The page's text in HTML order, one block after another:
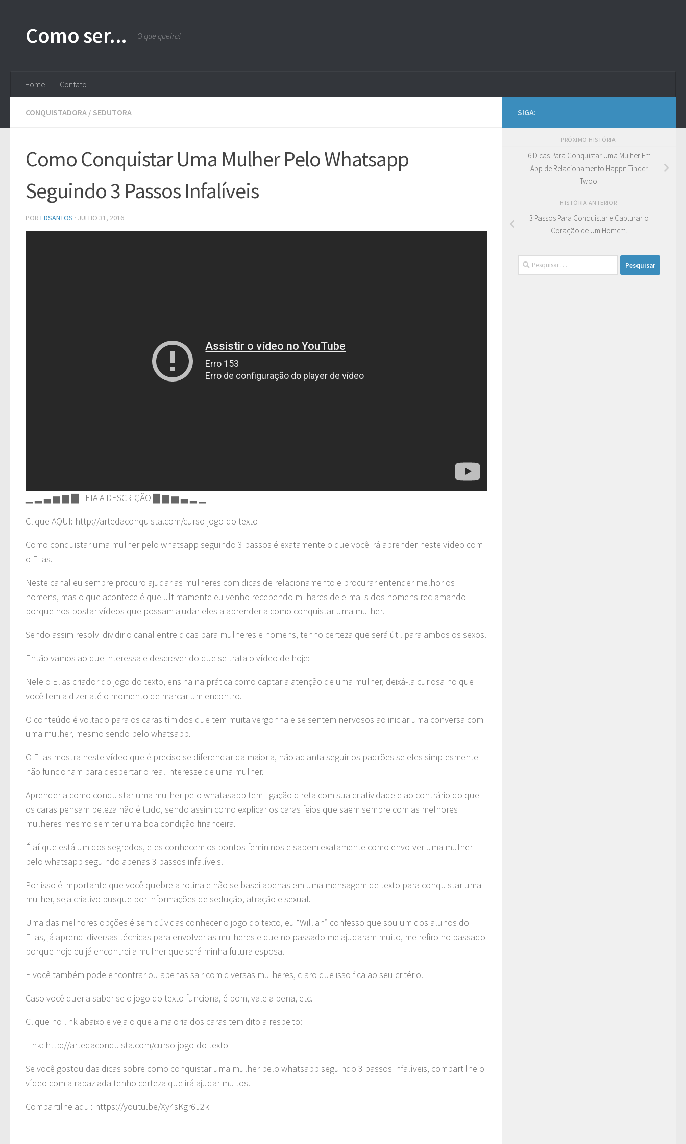
Como ser... O que queira!
Home Contato
CONQUISTADORA / SEDUTORA
Como Conquistar Uma Mulher Pelo Whatsapp
Seguindo 3 Passos Infalíveis
POR EDSANTOS · JULHO 31, 2016
▁ ▂ ▃ ▅ ▆ ▇ LEIA A DESCRIÇÃO ▇ ▆ ▅ ▃ ▂ ▁
Clique AQUI: http://artedaconquista.com/curso-jogo-do-texto
Como conquistar uma mulher pelo whatsapp seguindo 3 passos é exatamente o que você irá aprender neste vídeo com
o Elias.
Neste canal eu sempre procuro ajudar as mulheres com dicas de relacionamento e procurar entender melhor os
homens, mas o que acontece é que ultimamente eu venho recebendo milhares de e-mails dos homens reclamando
porque nos postar vídeos que possam ajudar eles a aprender a como conquistar uma mulher.
Sendo assim resolvi dividir o canal entre dicas para mulheres e homens, tenho certeza que será útil para ambos os sexos.
Então vamos ao que interessa e descrever do que se trata o vídeo de hoje:
Nele o Elias criador do jogo do texto, ensina na prática como captar a atenção de uma mulher, deixá-la curiosa no que
você tem a dizer até o momento de marcar um encontro.
O conteúdo é voltado para os caras tímidos que tem muita vergonha e se sentem nervosos ao iniciar uma conversa com
uma mulher, mesmo sendo pelo whatsapp.
O Elias mostra neste vídeo que é preciso se diferenciar da maioria, não adianta seguir os padrões se eles simplesmente
não funcionam para despertar o real interesse de uma mulher.
Aprender a como conquistar uma mulher pelo whatasapp tem ligação direta com sua criatividade e ao contrário do que
os caras pensam beleza não é tudo, sendo assim como explicar os caras feios que saem sempre com as melhores
mulheres mesmo sem ter uma boa condição financeira.
É aí que está um dos segredos, eles conhecem os pontos femininos e sabem exatamente como envolver uma mulher
pelo whatsapp seguindo apenas 3 passos infalíveis.
Por isso é importante que você quebre a rotina e não se basei apenas em uma mensagem de texto para conquistar uma
mulher, seja criativo busque por informações de sedução, atração e sexual.
Uma das melhores opções é sem dúvidas conhecer o jogo do texto, eu “Willian” confesso que sou um dos alunos do
Elias, já aprendi diversas técnicas para envolver as mulheres e que no passado me ajudaram muito, me refiro no passado
porque hoje eu já encontrei a mulher que será minha futura esposa.
E você também pode encontrar ou apenas sair com diversas mulheres, claro que isso fica ao seu critério.
Caso você queria saber se o jogo do texto funciona, é bom, vale a pena, etc.
Clique no link abaixo e veja o que a maioria dos caras tem dito a respeito:
Link: http://artedaconquista.com/curso-jogo-do-texto
Se você gostou das dicas sobre como conquistar uma mulher pelo whatsapp seguindo 3 passos infalíveis, compartilhe o
vídeo com a rapaziada tenho certeza que irá ajudar muitos.
Compartilhe aqui: https://youtu.be/Xy4sKgr6J2k
———————————————————————————————————–
SIGA:
PRÓXIMO HISTÓRIA
6 Dicas Para Conquistar Uma Mulher Em
App de Relacionamento Happn Tinder
Twoo.
HISTÓRIA ANTERIOR
3 Passos Para Conquistar e Capturar o
Coração de Um Homem.
Pesquisar
por: